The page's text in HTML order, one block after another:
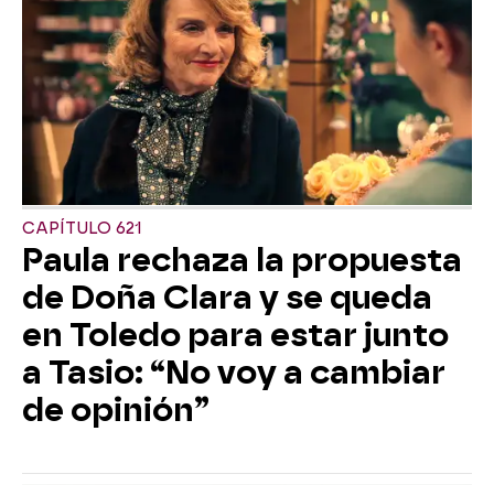
CAPÍTULO 621
Paula rechaza la propuesta
de Doña Clara y se queda
en Toledo para estar junto
a Tasio: “No voy a cambiar
de opinión”